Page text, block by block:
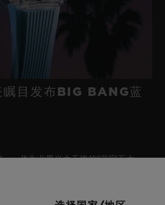
瞩目发布BIG BANG蓝
——作为业界当之无愧的“蓝宝石大